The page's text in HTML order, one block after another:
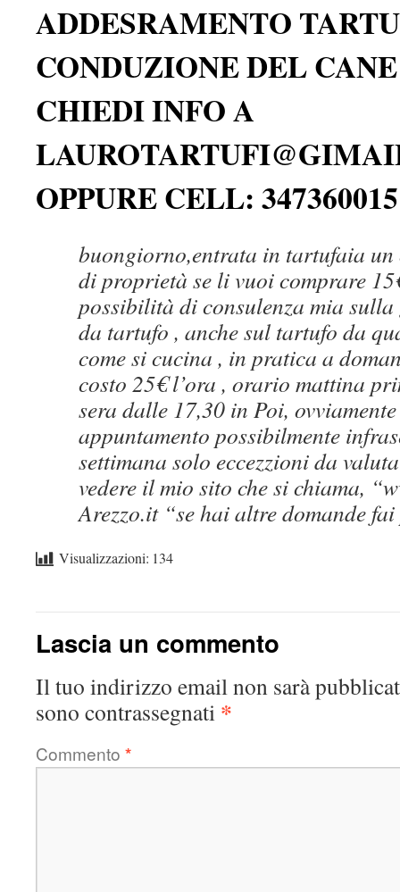
ADDESRAMENTO
CONDUZIONE DEL
CHIEDI INFO A
OPPURE CELL:
buongiorno,entrata in tartufaia
di proprietà se li vuoi comprare
possibilità di consulenza mia sulla
da tartufo , anche sul tartufo da
come si cucina , in pratica a
costo 25€ l’ora , orario mattina
sera dalle 17,30 in Poi,
appuntamento possibilmente
settimana solo eccezzioni da
vedere il mio sito che si chiama,
Arezzo.it “se hai altre domande
Visualizzazioni: 134
Lascia un commento
Il tuo indirizzo email non sarà
sono contrassegnati *
Commento *